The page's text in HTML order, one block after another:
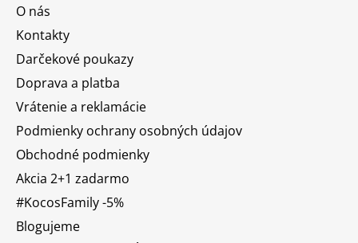
O nás
Kontakty
Darčekové poukazy
Doprava a platba
Vrátenie a reklamácie
Podmienky ochrany osobných údajov
Obchodné podmienky
Akcia 2+1 zadarmo
#KocosFamily -5%
Blogujeme